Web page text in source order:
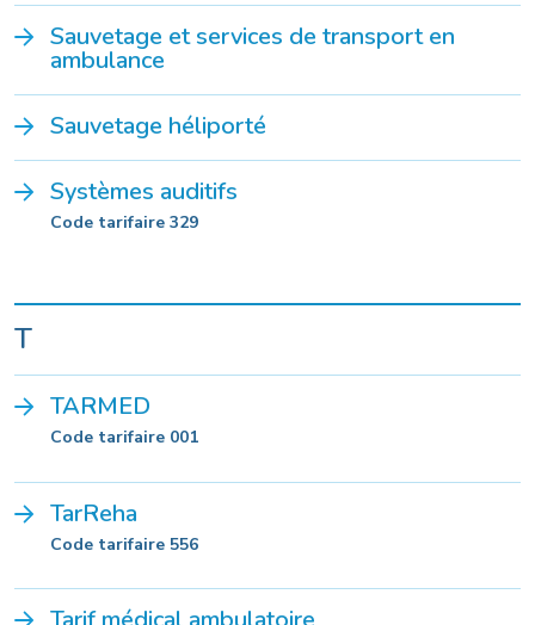
Sauvetage et services de transport en
ambulance
Sauvetage héliporté
Systèmes auditifs
Code tarifaire 329
T
TARMED
Code tarifaire 001
TarReha
Code tarifaire 556